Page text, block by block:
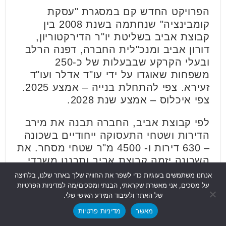
הפרויקט החדש קם במסגרת "עסקת
קומבינציה" שנחתמה בשנת 2008 בין
קבוצת אביב בשליטת יו"ר הדירקטוריון,
דורון אביב ומנכ"לית החברה, דפנה הרלב
ובעלי הקרקע שבבעלות של כ-250
משפחות שאוגדו על ידי עו"ד אדלר ועו"ד
זעירא. צפי להתחלת בנייה – אמצע 2025.
צפי איכלוס – אמצע שנת 2028.
לפי קבוצת אביב, החברה תבנה את מירב
הדירות ושטחי התעסוקה ייחודיים בשכונה
– 630 דירות ו- 4500 מ"ר שטחי מסחר.
את
השכונה יזמה קבוצת אביב ותכננו משרדי
אדריכלים יסקי מור סיוון.
דפנה הרלב מנכ”לית קבוצת אביב,
אנחנו משתמשים בעוגיות כדי לשפר את החוויה שלך באתר שלנו, בלחיצה
על מסכים, אני מאשרת שקראתי, הבנתי ומסכים/מה למדיניות הפרטיות
של האתר ולעיבוד המידע האישי שלי.
מאשר
מדיניות פרטיות